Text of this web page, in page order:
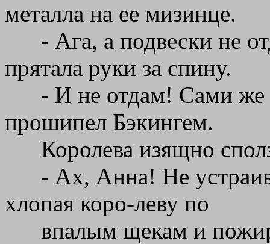
металла на ее мизинце.
- Ага, а подвески не
прятала руки за спину.
- И не отдам! Сами же
прошипел Бэкингем.
Королева изящно
- Ах, Анна! Не
хлопая коро-леву по
впалым щекам и